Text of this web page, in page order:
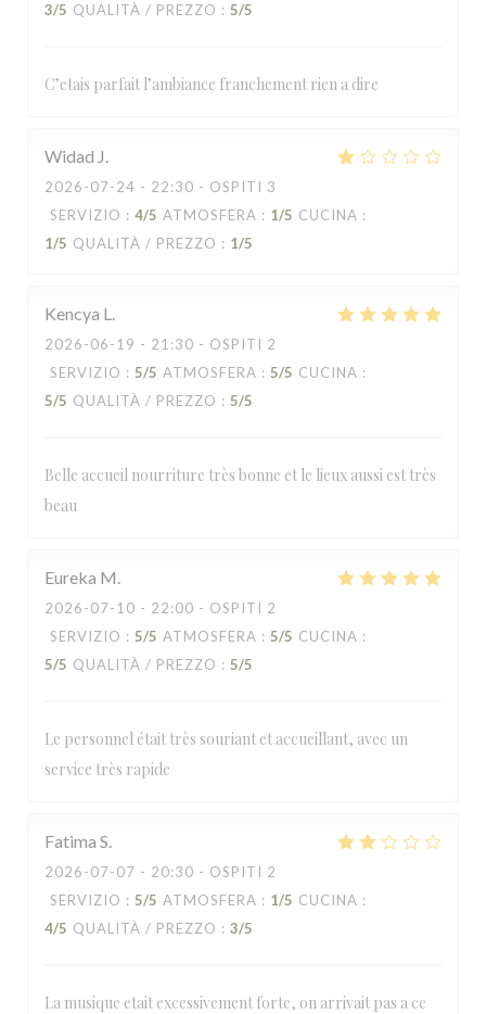
3/5 QUALITÀ / PREZZO : 5/5
C’etais parfait l’ambiance franchement rien a dire
Widad J
2026-07-24 - 22:30 - OSPITI 3
SERVIZIO : 4/5 ATMOSFERA : 1/5 CUCINA :
1/5 QUALITÀ / PREZZO : 1/5
Kencya L
2026-06-19 - 21:30 - OSPITI 2
SERVIZIO : 5/5 ATMOSFERA : 5/5 CUCINA :
5/5 QUALITÀ / PREZZO : 5/5
Belle accueil nourriture très bonne et le lieux aussi est très
beau
Eureka M
2026-07-10 - 22:00 - OSPITI 2
SERVIZIO : 5/5 ATMOSFERA : 5/5 CUCINA :
5/5 QUALITÀ / PREZZO : 5/5
Le personnel était très souriant et accueillant, avec un
service très rapide
Fatima S
2026-07-07 - 20:30 - OSPITI 2
SERVIZIO : 5/5 ATMOSFERA : 1/5 CUCINA :
4/5 QUALITÀ / PREZZO : 3/5
La musique etait excessivement forte, on arrivait pas a ce